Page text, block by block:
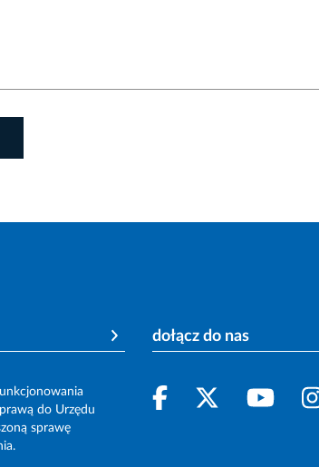
do Urzędu
sprawę
dołącz do nas